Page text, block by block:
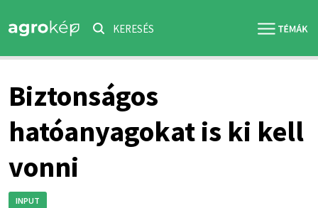
KERESÉS
Biztonságos
hatóanyagokat is ki kell
vonni
INPUT